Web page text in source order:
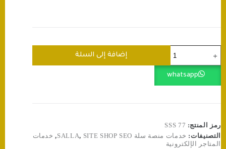
ربط
متجرك
سناب
Pixel
🌟
إضافة إلى السلة
whatsapp
رمز المنتج: SSS 77
التصنيفات: خدمات منصة سلة SALLA , SITE SHOP SEO
, خدمات
المتاجر الإلكترونية